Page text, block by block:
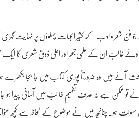
شعر و ادب کے کثیر الجہات پہلوؤں پر نہایت گہری
اردوئے غالبؔ ان کے علمی تبحّر اور اعلیٰ ذوقِ شعری کا ایک
آئے ہیں وہ ضرورتاً پوری کتاب میں جا بجا بکھرے
تو ممکن ہے نہ صرف تفہیمِ غا لبؔ میں آسانی پیدا ہو
سہولت ہو۔ چنانچہ میں نے موضوع کے لحاظ سے کچھ